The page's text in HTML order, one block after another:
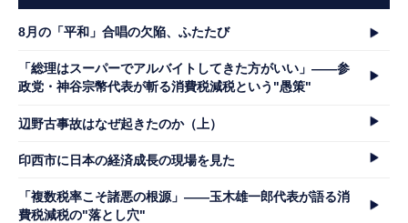
8月の「平和」合唱の欠陥、ふたたび
「総理はスーパーでアルバイトしてきた方がいい」――参
政党・神谷宗幣代表が斬る消費税減税という"愚策"
辺野古事故はなぜ起きたのか（上）
印西市に日本の経済成長の現場を見た
「複数税率こそ諸悪の根源」――玉木雄一郎代表が語る消
費税減税の"落とし穴"